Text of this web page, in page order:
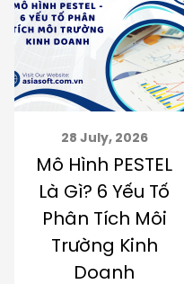
28 July, 2026
Mô Hình PESTEL
Là Gì? 6 Yếu Tố
Phân Tích Môi
Trường Kinh
Doanh